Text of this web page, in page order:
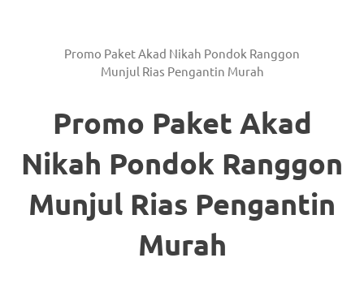
Promo Paket Akad Nikah Pondok Ranggon
Munjul Rias Pengantin Murah
Promo Paket Akad
Nikah Pondok Ranggon
Munjul Rias Pengantin
Murah